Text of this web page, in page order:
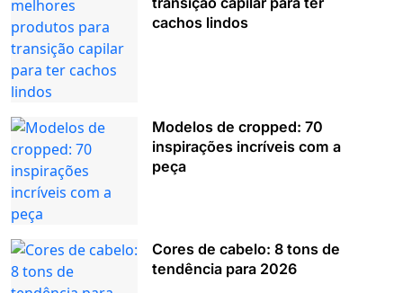
cachos lindos
Modelos de cropped: 70
inspirações incríveis com a
peça
Cores de cabelo: 8 tons de
tendência para 2026